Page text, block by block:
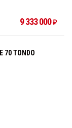
9 333 000₽
70 TONDO